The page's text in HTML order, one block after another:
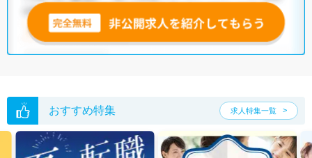
おすすめ特集 求人特集一覧